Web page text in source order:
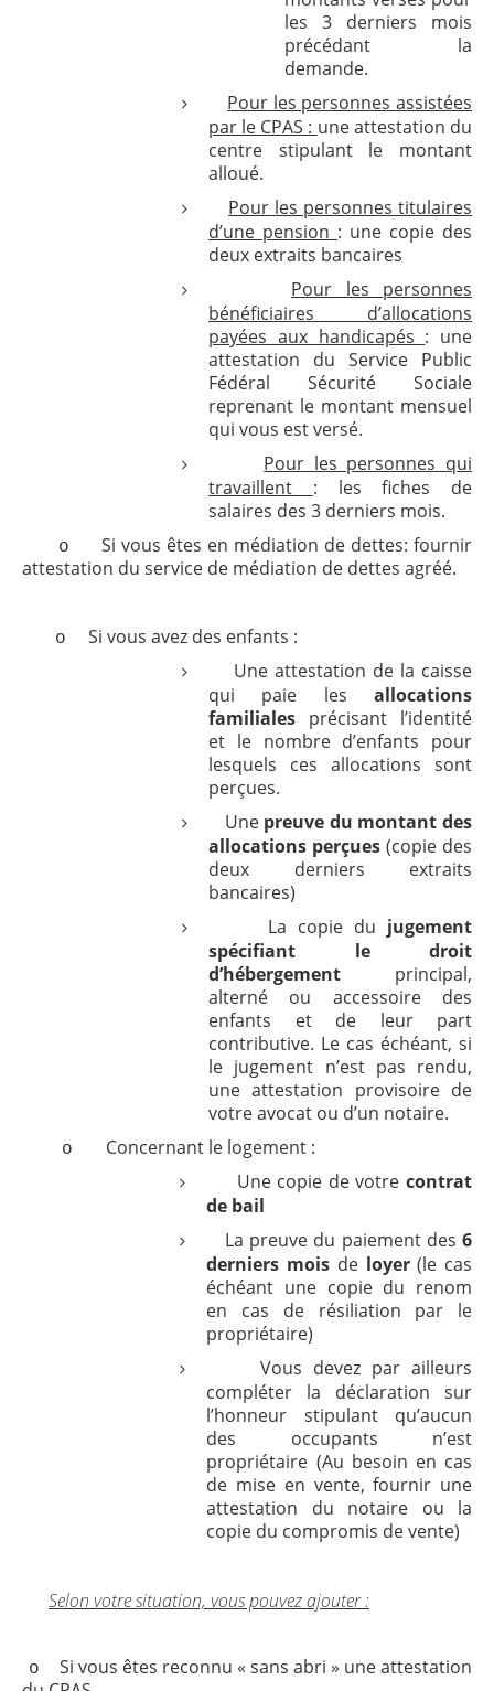
les 3 derniers mois
précédant la
demande.
Pour les personnes assistées
par le CPAS : une attestation du
centre stipulant le montant
alloué.
Pour les personnes titulaires
d’une pension : une copie des
deux extraits bancaires
Pour les personnes
bénéficiaires d’allocations
payées aux handicapés : une
attestation du Service Public
Fédéral Sécurité Sociale
reprenant le montant mensuel
qui vous est versé.
Pour les personnes qui
travaillent : les fiches de
salaires des 3 derniers mois.
o
Si vous êtes en médiation de dettes: fournir
attestation du service de médiation de dettes agréé.
o
Si vous avez des enfants :
Une attestation de la caisse
qui paie les allocations
familiales précisant l’identité
et le nombre d’enfants pour
lesquels ces allocations sont
perçues.
Une preuve du montant des
allocations perçues (copie des
deux derniers extraits
bancaires)
La copie du jugement
spécifiant le droit
d’hébergement principal,
alterné ou accessoire des
enfants et de leur part
contributive. Le cas échéant, si
le jugement n’est pas rendu,
une attestation provisoire de
votre avocat ou d’un notaire.
Concernant le logement :
Une copie de votrecontrat
de bail
La preuve du paiement des6
derniers mois de loyer(le cas
échéant une copie du renom
en cas de résiliation par le
propriétaire)
Vous devez par ailleurs
compléter la déclaration sur
l’honneur stipulant qu’aucun
des occupants n’est
propriétaire (Au besoin en cas
de mise en vente, fournir une
attestation du notaire ou la
copie du compromis de vente)
Selon votre situation, vous pouvez ajouter :
o
Si vous êtes reconnu « sans abri » une attestation